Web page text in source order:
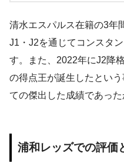
清水エスパルス在籍の3年
J1・J2を通じてコンスタ
す。また、2022年にJ2降
の得点王が誕生したとい
ての傑出した成績であった
浦和レッズでの評価